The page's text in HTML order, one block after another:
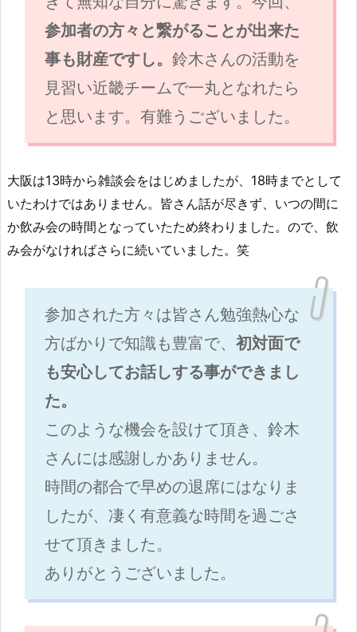
参加者の方々と繋がることが出来た
事も財産ですし。 鈴木さんの活動を
見習い近畿チームで一丸となれたら
と思います。有難うございました。
大阪は13時から雑談会をはじめましたが、18時までとして
いたわけではありません。皆さん話が尽きず、いつの間に
か飲み会の時間となっていたため終わりました。ので、飲
み会がなければさらに続いていました。笑
参加された方々は皆さん勉強熱心な
方ばかりで知識も豊富で、 初対面で
も安心してお話しする事ができまし
た。
このような機会を設けて頂き、鈴木
さんには感謝しかありません。
時間の都合で早めの退席にはなりま
したが、凄く有意義な時間を過ごさ
せて頂きました。
ありがとうございました。